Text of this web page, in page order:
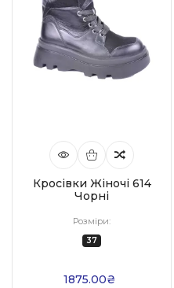
Кросівки Жіночі 614
Чорні
Розміри:
37
1875.00₴